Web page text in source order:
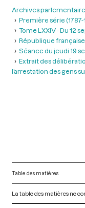
Archives
Première série (1787-
Tome LXXIV - Du 12
République
Séance du jeudi 19
Extrait des
l’arrestation des gens
Table des matières
La table des matières ne